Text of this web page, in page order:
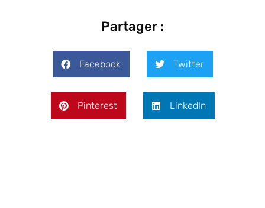
Partager :
Facebook Twitter
Pinterest LinkedIn